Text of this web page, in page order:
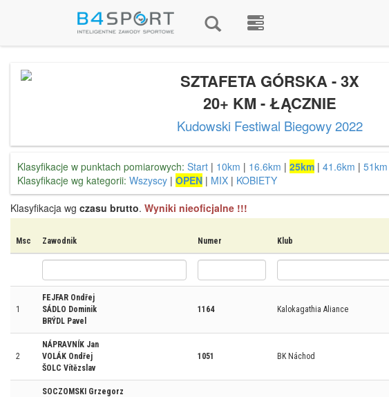
SZTAFETA GÓRSKA - 3X
20+ KM - ŁĄCZNIE
Kudowski Festiwal Biegowy 2022
Klasyfikacje w punktach pomiarowych: Start | 10km | 16.6km | 25km | 41.6km | 51km
Klasyfikacje wg kategorii: Wszyscy | OPEN | MIX | KOBIETY
Klasyfikacja wg czasu brutto. Wyniki nieoficjalne !!!
Msc Zawodnik Numer Klub
1
FEJFAR Ondřej
SÁDLO Dominik
BRÝDL Pavel
1164 Kalokagathia Aliance
2
NÁPRAVNÍK Jan
VOLÁK Ondřej
ŠOLC Vítězslav
1051 BK Náchod
SOCZOMSKI Grzegorz